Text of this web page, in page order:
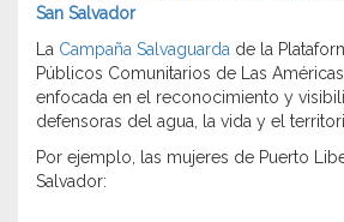
San Salvador
La Campaña Salvaguarda de la
Públicos Comunitarios de Las Américas
enfocada en el reconocimiento y
defensoras del agua, la vida y el
Por ejemplo, las mujeres de Puerto
Salvador: